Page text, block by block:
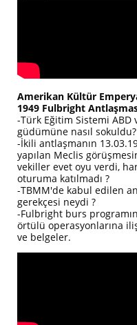
Amerikan Kültür
1949 Fulbright
-Türk Eğitim Sistemi ABD
güdümüne nasıl sokuldu?
-İkili antlaşmanın
yapılan Meclis
vekiller evet oyu verdi,
oturuma katılmadı ?
-TBMM'de kabul edilen
gerekçesi neydi ?
-Fulbright burs
örtülü operasyonlarına
ve belgeler.